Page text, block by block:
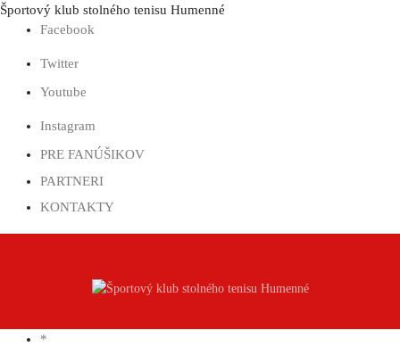
Prejsť
Športový klub stolného tenisu Humenné
Facebook
Twitter
Youtube
Instagram
PRE FANÚŠIKOV
PARTNERI
KONTAKTY
*